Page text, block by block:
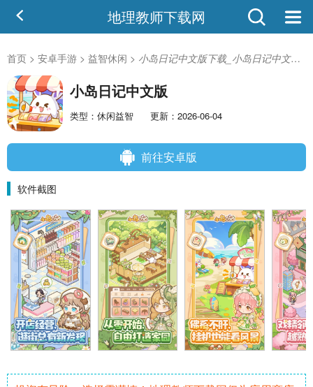
地理教师下载网
首页 > 安卓手游 > 益智休闲 > 小岛日记中文版下载_小岛日记中文版安卓版
小岛日记中文版
类型：休闲益智 更新：2026-06-04
前往安卓版
软件截图